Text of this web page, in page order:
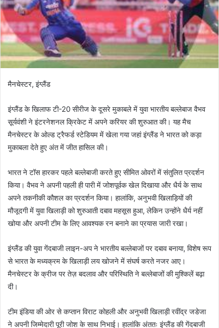
मैनचेस्टर, इंग्लैंड
इंग्लैंड के खिलाफ टी-20 सीरीज के दूसरे मुकाबले में युवा भारतीय बल्लेबाज वैभव
सूर्यवंशी ने इंटरनेशनल क्रिकेट में अपने करियर की शुरुआत की। यह मैच
मैनचेस्टर के ओल्ड ट्रैफर्ड स्टेडियम में खेला गया जहां इंग्लैंड ने भारत को कड़ा
मुकाबला देते हुए अंत में जीत हासिल की।
भारत ने टॉस हारकर पहले बल्लेबाजी करते हुए सीमित ओवरों में संतुलित प्रदर्शन
किया। वैभव ने अपनी पहली ही पारी में जोशपूर्वक खेल दिखाया और धैर्य के साथ
अपने तकनीकी कौशल का प्रदर्शन किया। हालांकि, अनुभवी खिलाड़ियों की
मौजूदगी में युवा खिलाड़ी को शुरुआती दबाव महसूस हुआ, लेकिन उन्होंने धैर्य नहीं
खोया और अपनी टीम के लिए आवश्यक रन बनाने का प्रयास जारी रखा।
इंग्लैंड की युवा गेंदबाजी लाइन-अप ने भारतीय बल्लेबाजों पर दबाव बनाया, विशेष रूप
से भारत के मध्यक्रम के खिलाड़ी लय खोजने में संघर्ष करते नजर आए।
मैनचेस्टर के क्रीज पर तेज़ बदलाव और परिस्थिति ने बल्लेबाजों की मुश्किलें बढ़ा
दी।
टीम इंडिया की ओर से कप्तान विराट कोहली और अनुभवी खिलाड़ी रवींद्र जडेजा
ने अपनी जिम्मेदारी पूरी जोश के साथ निभाई। हालांकि अंततः इंग्लैंड की गेंदबाजी